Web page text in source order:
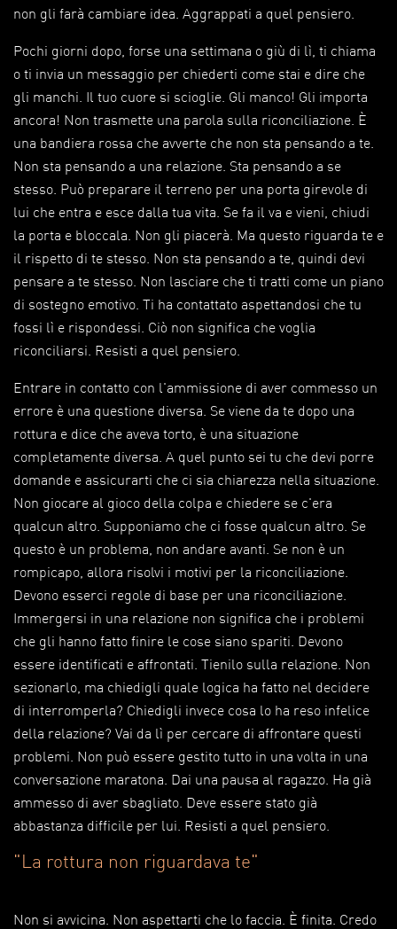
non gli farà cambiare idea. Aggrappati a quel pensiero.
Pochi giorni dopo, forse una settimana o giù di lì, ti chiama
o ti invia un messaggio per chiederti come stai e dire che
gli manchi. Il tuo cuore si scioglie. Gli manco! Gli importa
ancora! Non trasmette una parola sulla riconciliazione. È
una bandiera rossa che avverte che non sta pensando a te.
Non sta pensando a una relazione. Sta pensando a se
stesso. Può preparare il terreno per una porta girevole di
lui che entra e esce dalla tua vita. Se fa il va e vieni, chiudi
la porta e bloccala. Non gli piacerà. Ma questo riguarda te e
il rispetto di te stesso. Non sta pensando a te, quindi devi
pensare a te stesso. Non lasciare che ti tratti come un piano
di sostegno emotivo. Ti ha contattato aspettandosi che tu
fossi lì e rispondessi. Ciò non significa che voglia
riconciliarsi. Resisti a quel pensiero.
Entrare in contatto con l'ammissione di aver commesso un
errore è una questione diversa. Se viene da te dopo una
rottura e dice che aveva torto, è una situazione
completamente diversa. A quel punto sei tu che devi porre
domande e assicurarti che ci sia chiarezza nella situazione.
Non giocare al gioco della colpa e chiedere se c'era
qualcun altro. Supponiamo che ci fosse qualcun altro. Se
questo è un problema, non andare avanti. Se non è un
rompicapo, allora risolvi i motivi per la riconciliazione.
Devono esserci regole di base per una riconciliazione.
Immergersi in una relazione non significa che i problemi
che gli hanno fatto finire le cose siano spariti. Devono
essere identificati e affrontati. Tienilo sulla relazione. Non
sezionarlo, ma chiedigli quale logica ha fatto nel decidere
di interromperla? Chiedigli invece cosa lo ha reso infelice
della relazione? Vai da lì per cercare di affrontare questi
problemi. Non può essere gestito tutto in una volta in una
conversazione maratona. Dai una pausa al ragazzo. Ha già
ammesso di aver sbagliato. Deve essere stato già
abbastanza difficile per lui. Resisti a quel pensiero.
"La rottura non riguardava te"
Non si avvicina. Non aspettarti che lo faccia. È finita. Credo